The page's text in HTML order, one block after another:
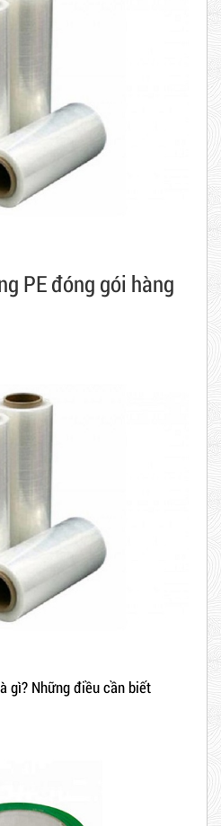
PE đóng gói hàng
gì? Những điều cần biết